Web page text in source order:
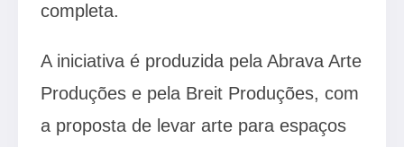
completa.
A iniciativa é produzida pela Abrava Arte
Produções e pela Breit Produções, com
a proposta de levar arte para espaços